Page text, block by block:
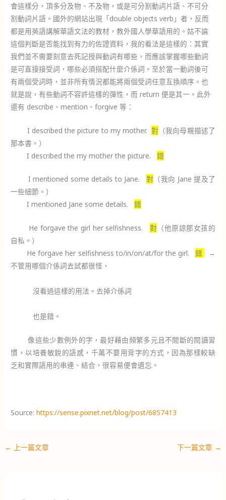
會這樣分，頂多分及物、不及物，或是可分割動詞片語、不可分
割動詞片語。國外的網站出現「double objects verb」者，反而
都是用英語講解華語文法的教材，教外國人學華語用的。姑不論
這個判斷是否能找到有力的佐證資料，我的看法是這樣的：其實
我們並不需要刻意去死記授與動詞有哪些，而應該掌握哪些動詞
是可直接接受詞，哪些必須搭配什麼介係詞。至於當一動詞後可
有兩個受詞時，並非所有情況都能將兩個受詞任意互換順序。也
就是說，有些動詞不容許這樣的彈性，而 return 便是其一。此外
還有 describe、mention、forgive 等：
I described the picture to my mother. 對 （我向母親描述了
那本書。）
I described the my mother the picture.錯
I mentioned some details to Jane. 對 （我向 Jane 提及了
一些細節。）
I mentioned Jane some details.錯
He forgave the girl her selfishness. 對 （他原諒那女孩的
自私。）
He forgave her selfishness to/in/on/at/for the girl. 錯
→
不管用哪個介係詞去試都很怪，
沒看過這樣的用法。去掉介係詞
也是錯。
像這些少數例外的字，最好藉由頻繁多元且不間斷的閱讀習
慣，以培養敏銳的語感，千萬不要用背字的方式，因為那樣較缺
乏和實際語用的串連、結合，很容易便會遺忘。
Source:https://sense.pixnet.net/blog/post/6857413
← 上一篇文章 下一篇文章 →